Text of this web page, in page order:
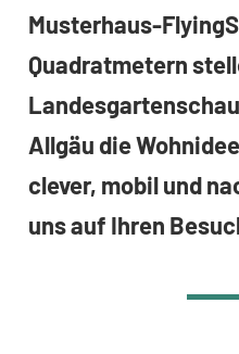
Musterhaus-
Quadratmetern
Allgäu die
clever, mobil und
uns auf Ihren